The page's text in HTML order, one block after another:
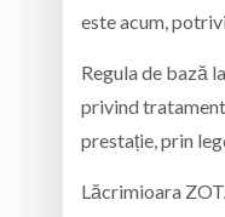
este acum,
Regula de bază
privind
prestație, prin
Lăcrimioara